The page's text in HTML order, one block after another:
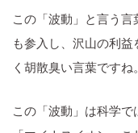
この「波動」と言う
も参入し、沢山の利
く胡散臭い言葉です
この「波動」は科学